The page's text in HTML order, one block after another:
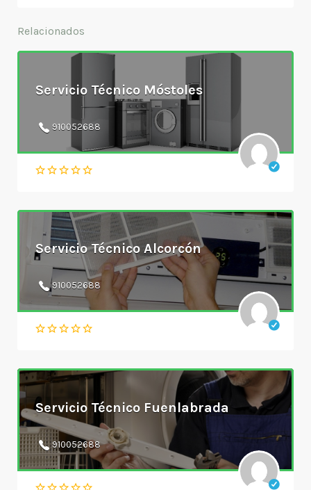
Relacionados
Servicio Técnico Móstoles
910052688
Servicio Técnico Alcorcón
910052688
Servicio Técnico Fuenlabrada
910052688